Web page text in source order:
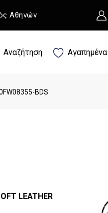
Αθηνών
Αναζήτηση Αγαπημένα
BDS
LEATHER